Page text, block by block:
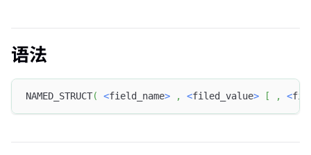
语法
NAMED_STRUCT( <field_name> , <filed_value> [ , <